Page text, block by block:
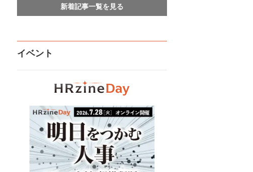
新着記事一覧を見る
イベント